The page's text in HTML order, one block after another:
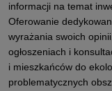
informacji na temat
Oferowanie
wyrażania swoich
ogłoszeniach i
i mieszkańców do
problematycznych